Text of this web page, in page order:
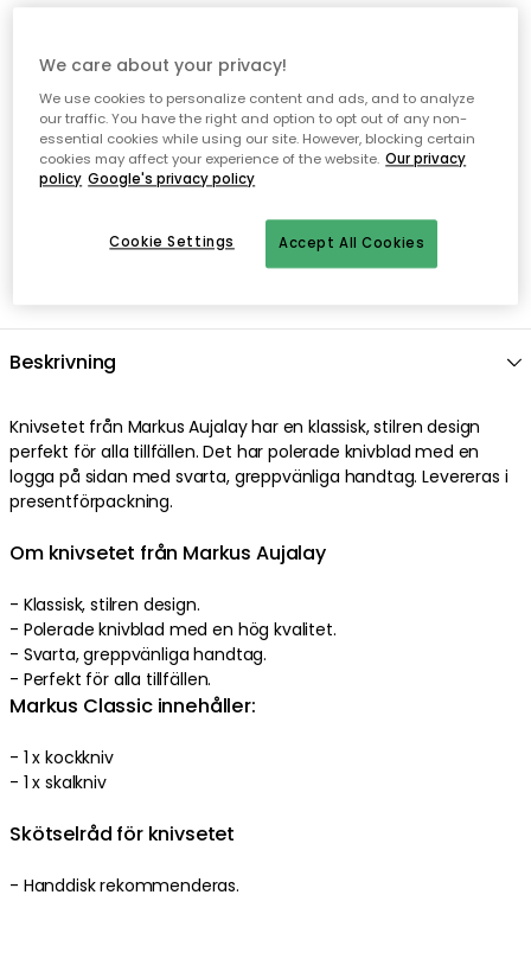
Fri frakt över 499 kr*
Snabba och flexibla leveranser
Öppet köp i 30 dagar
Beskrivning
Knivsetet från Markus Aujalay har en klassisk, stilren design
perfekt för alla tillfällen. Det har polerade knivblad med en
logga på sidan med svarta, greppvänliga handtag. Levereras i
presentförpackning.
Om knivsetet från Markus Aujalay
- Klassisk, stilren design.
- Polerade knivblad med en hög kvalitet.
- Svarta, greppvänliga handtag.
- Perfekt för alla tillfällen.
Markus Classic innehåller:
- 1 x kockkniv
- 1 x skalkniv
Skötselråd för knivsetet
- Handdisk rekommenderas.
We care about your privacy!
We use cookies to personalize content and ads, and to analyze
our traffic. You have the right and option to opt out of any non-
essential cookies while using our site. However, blocking certain
cookies may affect your experience of the website. Our privacy
policy Google's privacy policy
Accept All Cookies
Cookie Settings